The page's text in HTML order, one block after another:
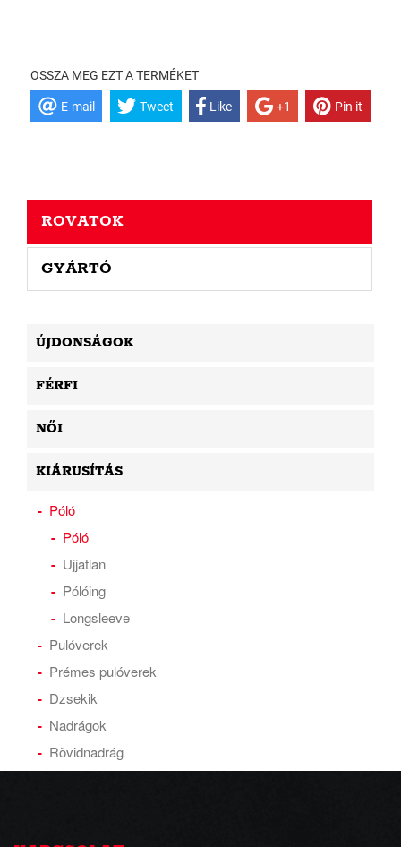
OSSZA MEG EZT A TERMÉKET
E-mail Tweet Like +1 Pin it
ROVATOK
GYÁRTÓ
ÚJDONSÁGOK
FÉRFI
NŐI
KIÁRUSÍTÁS
Póló
Póló
Ujjatlan
Pólóing
Longsleeve
Pulóverek
Prémes pulóverek
Dzsekik
Nadrágok
Rövidnadrág